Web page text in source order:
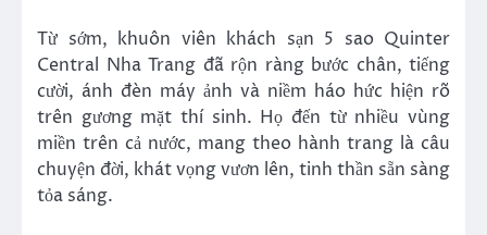
Từ sớm, khuôn viên khách sạn 5 sao Quinter
Central Nha Trang đã rộn ràng bước chân, tiếng
cười, ánh đèn máy ảnh và niềm háo hức hiện rõ
trên gương mặt thí sinh. Họ đến từ nhiều vùng
miền trên cả nước, mang theo hành trang là câu
chuyện đời, khát vọng vươn lên, tinh thần sẵn sàng
tỏa sáng.